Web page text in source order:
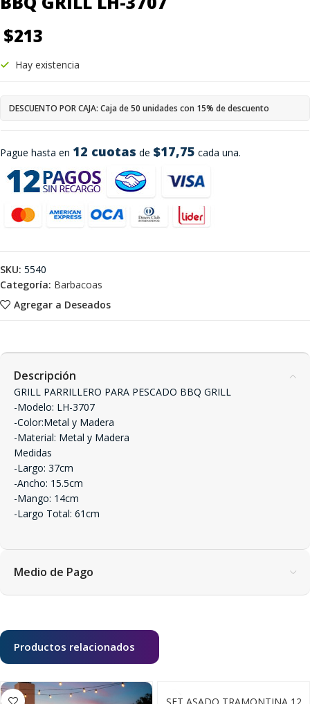
$213
Pague hasta en 12 cuotas de $17,75 cada una.
Hay existencia
DESCUENTO POR CAJA: Caja de 50 unidades con 15% de descuento
Agregar a Deseados
SKU: 5540
Categoría: Barbacoas
Descripción
GRILL PARRILLERO PARA PESCADO BBQ GRILL
-Modelo: LH-3707
-Color:Metal y Madera
-Material: Metal y Madera
Medidas
-Largo: 37cm
-Ancho: 15.5cm
-Mango: 14cm
-Largo Total: 61cm
Medio de Pago
Productos relacionados